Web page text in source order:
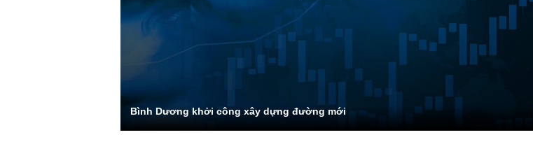
Bình Dương khởi công xây dựng đường mới